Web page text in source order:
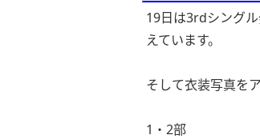
19日は3rdシング
えています。
そして衣装写真を
1・2部